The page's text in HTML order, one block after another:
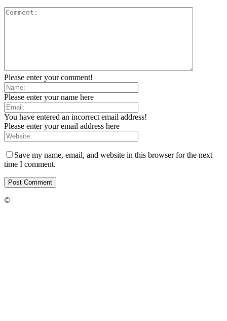
Please enter your comment!
Please enter your name here
You have entered an incorrect email address!
Please enter your email address here
Save my name, email, and website in this browser for the next
time I comment.
©